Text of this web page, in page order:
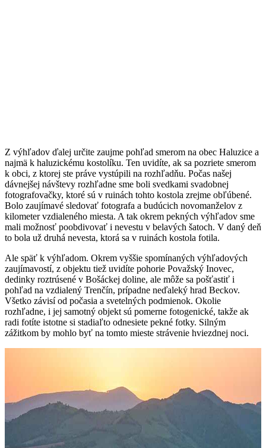
Z výhľadov ďalej určite zaujme pohľad smerom na obec Haluzice a
najmä k haluzickému kostolíku. Ten uvidíte, ak sa pozriete smerom
k obci, z ktorej ste práve vystúpili na rozhľadňu. Počas našej
dávnejšej návštevy rozhľadne sme boli svedkami svadobnej
fotografovačky, ktoré sú v ruinách tohto kostola zrejme obľúbené.
Bolo zaujímavé sledovať fotografa a budúcich novomanželov z
kilometer vzdialeného miesta. A tak okrem pekných výhľadov sme
mali možnosť poobdivovať i nevestu v belavých šatoch. V daný deň
to bola už druhá nevesta, ktorá sa v ruinách kostola fotila.
Ale späť k výhľadom. Okrem vyššie spomínaných výhľadových
zaujímavostí, z objektu tiež uvidíte pohorie Považský Inovec,
dedinky roztrúsené v Bošáckej doline, ale môže sa pošťastiť i
pohľad na vzdialený Trenčín, prípadne neďaleký hrad Beckov.
Všetko závisí od počasia a svetelných podmienok. Okolie
rozhľadne, i jej samotný objekt sú pomerne fotogenické, takže ak
radi fotíte istotne si stadiaľto odnesiete pekné fotky. Silným
zážitkom by mohlo byť na tomto mieste strávenie hviezdnej noci.